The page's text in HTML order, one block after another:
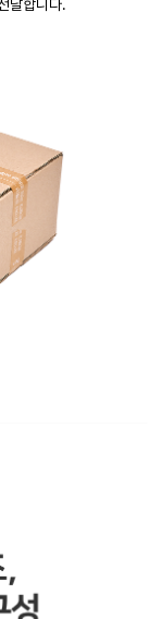
달합니다.